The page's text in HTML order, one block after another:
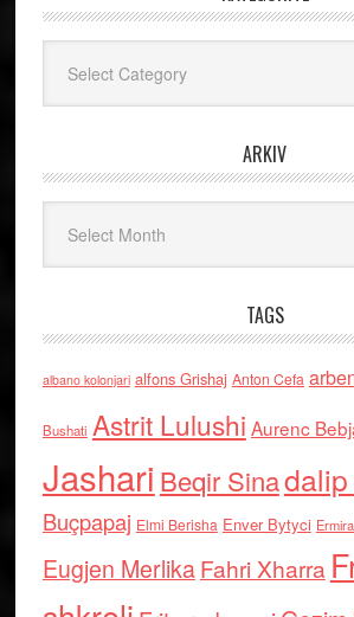
ARKIV
TAGS
albano kolonjari alfons Grishaj Anton Cefa
Bushati Astrit Lulushi Aurenc
Jashari Beqir Sina
Buçpapaj Elmi Berisha Enver Bytyci
Eugjen MerlikaFahri Xharra